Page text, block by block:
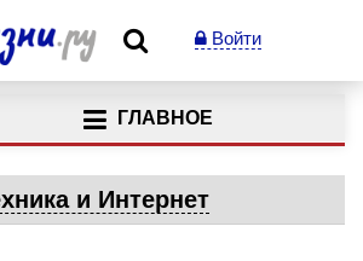
Войти
ГЛАВНОЕ
и Интернет